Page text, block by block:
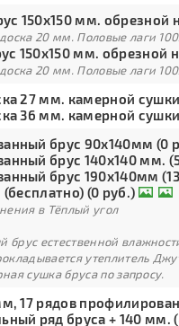
150х150 мм. обрезной
20 мм. Половые лаги
150х150 мм. обрезной
20 мм. Половые лаги
27 мм. камерной
36 мм. камерной
брус 90х140мм (0
брус 140х140 мм.
брус 190х140мм
(0 руб.)
в Тёплый угол
брус естественной
утеплитель
сушка бруса по запросу.
17 рядов
ряд бруса + 140 мм.